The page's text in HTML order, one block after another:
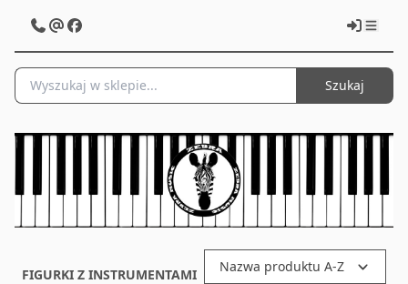
Szukaj
FIGURKI Z INSTRUMENTAMI Nazwa produktu A-Z